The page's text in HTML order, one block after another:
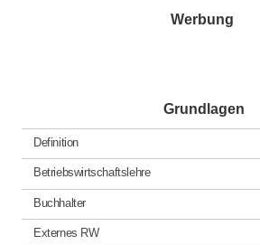
Werbung
Grundlagen
Definition
Betriebswirtschaftslehre
Buchhalter
Externes RW